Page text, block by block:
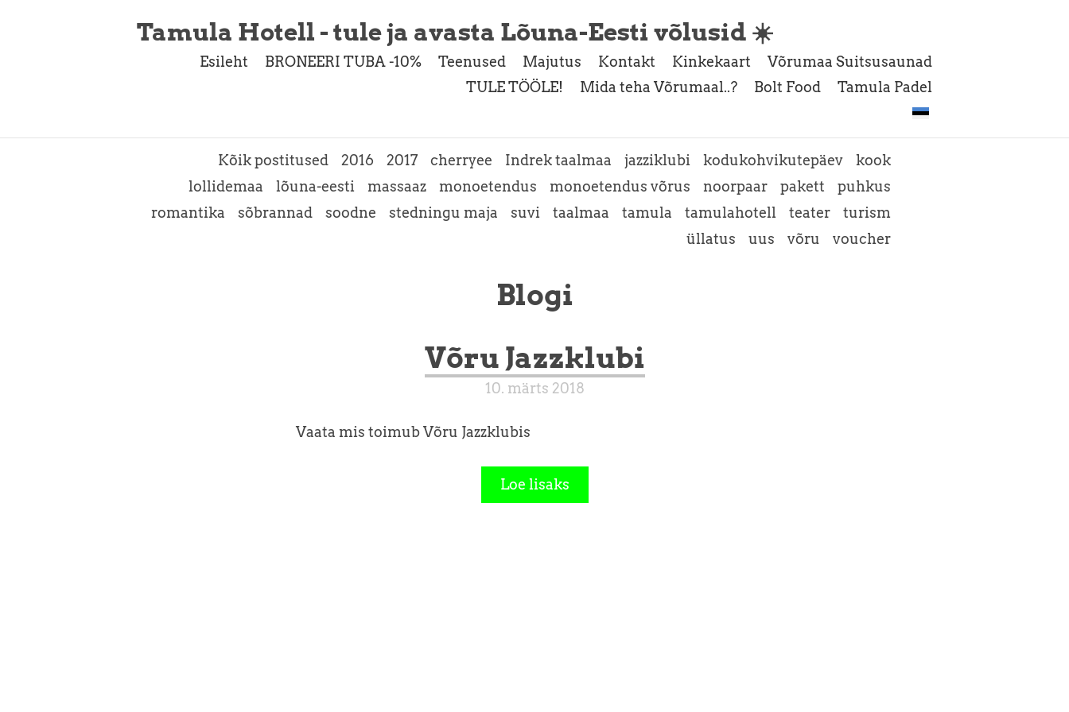
Tamula Hotell - tule ja avasta Lõuna-Eesti võlusid ☀️
Esileht BRONEERI TUBA -10% Teenused Majutus Kontakt Kinkekaart
Võrumaa Suitsusaunad
TULE TÖÖLE!
Mida teha Võrumaal..? Bolt Food Tamula Padel
Kõik postitused 2016 2017 cherryee Indrek taalmaa jazziklubi kodukohvikutepäev
kook
lollidemaa
lõuna-eesti massaaz monoetendus monoetendus võrus noorpaar pakett
puhkus
romantika
sõbrannad soodne stedningu maja suvi taalmaa tamula tamulahotell teater
turism
üllatus
uus võru voucher
Blogi
Võru Jazzklubi
10. märts 2018
Vaata mis toimub Võru Jazzklubis
Loe lisaks